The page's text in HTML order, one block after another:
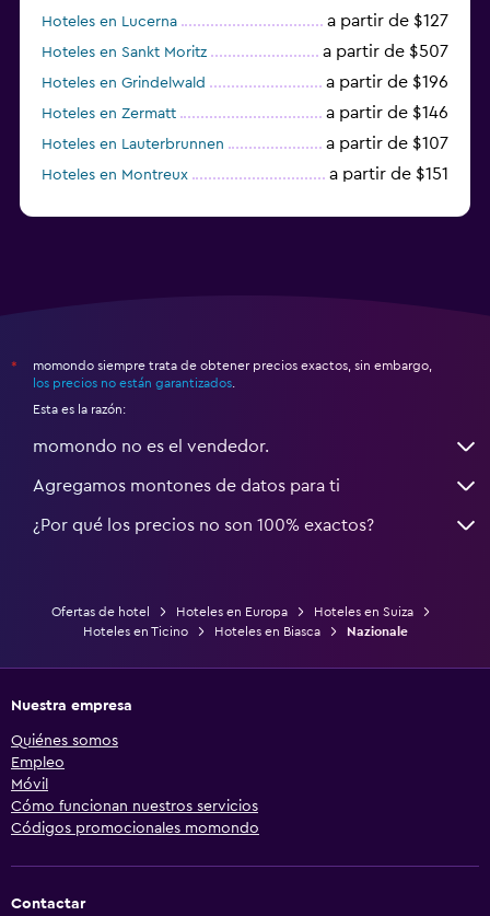
Hoteles en Lucerna a partir de $127
Hoteles en Sankt Moritz a partir de $507
Hoteles en Grindelwald a partir de $196
Hoteles en Zermatt a partir de $146
Hoteles en Lauterbrunnen a partir de $107
Hoteles en Montreux a partir de $151
*
momondo siempre trata de obtener precios exactos, sin embargo,
los precios no están garantizados
Esta es la razón:
momondo no es el vendedor.
Agregamos montones de datos para ti
¿Por qué los precios no son 100% exactos?
Ofertas de hotel Hoteles en Europa
Hoteles en Suiza
Hoteles en Ticino
Hoteles en Biasca Nazionale
Nuestra empresa
Quiénes somos
Empleo
Móvil
Cómo funcionan nuestros servicios
Códigos promocionales momondo
Contactar